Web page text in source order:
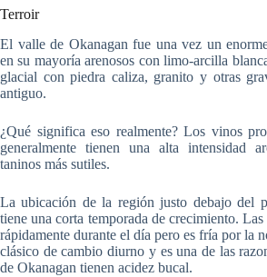
Terroir
El valle de Okanagan fue una vez un
en su mayoría arenosos con limo-arcilla
glacial con piedra caliza, granito y otras
antiguo.
¿Qué significa eso realmente? Los vinos
generalmente tienen una alta intensidad
taninos más sutiles.
La ubicación de la región justo debajo del
tiene una corta temporada de crecimiento.
rápidamente durante el día pero es fría por la
clásico de cambio diurno y es una de las
de Okanagan tienen acidez bucal.